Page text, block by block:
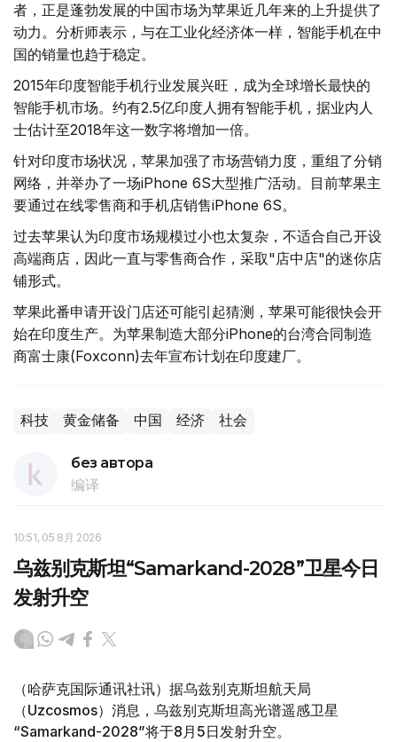
者，正是蓬勃发展的中国市场为苹果近几年来的上升提供了
动力。分析师表示，与在工业化经济体一样，智能手机在中
国的销量也趋于稳定。
2015年印度智能手机行业发展兴旺，成为全球增长最快的
智能手机市场。约有2.5亿印度人拥有智能手机，据业内人
士估计至2018年这一数字将增加一倍。
针对印度市场状况，苹果加强了市场营销力度，重组了分销
网络，并举办了一场iPhone 6S大型推广活动。目前苹果主
要通过在线零售商和手机店销售iPhone 6S。
过去苹果认为印度市场规模过小也太复杂，不适合自己开设
高端商店，因此一直与零售商合作，采取"店中店"的迷你店
铺形式。
苹果此番申请开设门店还可能引起猜测，苹果可能很快会开
始在印度生产。为苹果制造大部分iPhone的台湾合同制造
商富士康(Foxconn)去年宣布计划在印度建厂。
科技 黄金储备 中国 经济 社会
без автора
编译
10:51, 05 8月 2026
乌兹别克斯坦“Samarkand-2028”卫星今日
发射升空
（哈萨克国际通讯社讯）据乌兹别克斯坦航天局
（Uzcosmos）消息，乌兹别克斯坦高光谱遥感卫星
“Samarkand-2028”将于8月5日发射升空。